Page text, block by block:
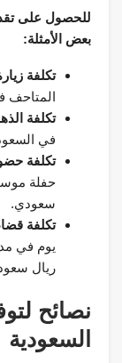
للحصول على
بعض الأمثلة:
تكلفة
المتاحف في
تكلفة
في السعودية عادةً
تكلفة
سعودي.
تكلفة
ريال
نصائح
السعودية